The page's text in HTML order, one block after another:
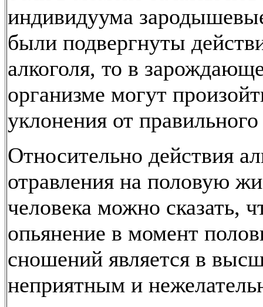
индивидуума
были подвергнуты
алкоголя, то в
организме могут
уклонения от
Относительно действия
отравления на половую
человека можно сказать,
опьянение в момент
сношений является в
неприятным и